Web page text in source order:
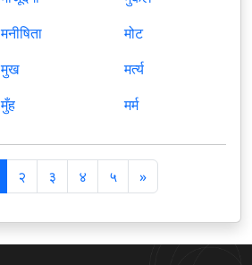
मनीषिता
मुख
मुँह
मोट
मर्त्य
मर्म
२ ३ ४ ५ »अ
ग
ला